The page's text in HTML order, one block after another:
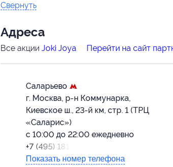
Свернуть
Адресa
Все акции Joki Joya Перейти на сайт
Саларьево
г. Москва, р-н Коммунарка,
Киевское ш., 23-й км, стр. 1 (ТРЦ
«Саларис»)
с 10:00 до 22:00 ежедневно
+7 (495) 181-22-77
Показать номер телефона